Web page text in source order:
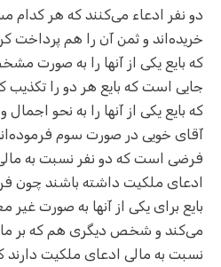
دو نفر ادعاء می‌کنند که هر کدام
خریده‌اند و ثمن آن را هم پرداخت
که بایع یکی از آنها را به صورت
جایی است که بایع هر دو را
که بایع یکی از آنها را به نحو
آقای خویی در صورت سوم
فرضی است که دو نفر نسبت به
ادعای ملکیت داشته باشند چون
بایع برای یکی از آنها به صورت
می‌کند و شخص دیگری هم که بر
نسبت به مالی ادعای ملکیت